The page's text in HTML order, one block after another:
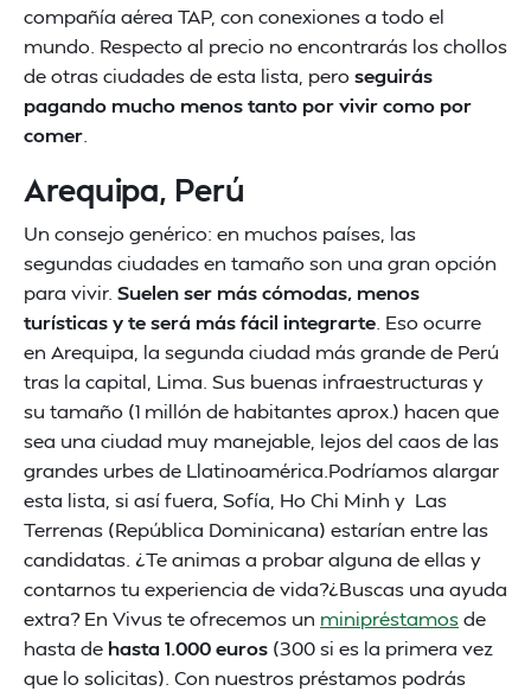
compañía aérea TAP, con conexiones a todo el
mundo. Respecto al precio no encontrarás los chollos
de otras ciudades de esta lista, pero seguirás
pagando mucho menos tanto por vivir como por
comer
Arequipa, Perú
Un consejo genérico: en muchos países, las
segundas ciudades en tamaño son una gran opción
para vivir. Suelen ser más cómodas, menos
turísticas y te será más fácil integrarte . Eso ocurre
en Arequipa, la segunda ciudad más grande de Perú
tras la capital, Lima. Sus buenas infraestructuras y
su tamaño (1 millón de habitantes aprox.) hacen que
sea una ciudad muy manejable, lejos del caos de las
grandes urbes de Llatinoamérica.Podríamos alargar
esta lista, si así fuera, Sofía, Ho Chi Minh y Las
Terrenas (República Dominicana) estarían entre las
candidatas. ¿Te animas a probar alguna de ellas y
contarnos tu experiencia de vida?¿Buscas una ayuda
extra? En Vivus te ofrecemos un minipréstamosde
hasta de hasta 1.000 euros (300 si es la primera vez
que lo solicitas). Con nuestros préstamos podrás